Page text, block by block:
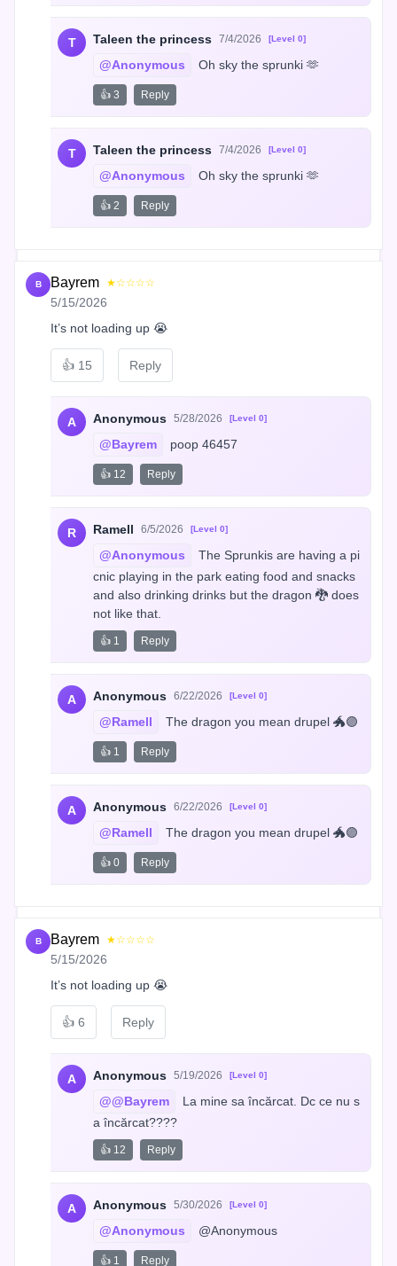
T Taleen the princess 7/4/2026 [Level 0]
@Anonymous Oh sky the sprunki 🫶
👍 3 Reply
T Taleen the princess 7/4/2026 [Level 0]
@Anonymous Oh sky the sprunki 🫶
👍 2 Reply
B Bayrem ★☆☆☆☆
5/15/2026
It’s not loading up 😭
👍 15 Reply
A Anonymous 5/28/2026 [Level 0]
@Bayrem poop 46457
👍 12 Reply
R Ramell 6/5/2026 [Level 0]
@Anonymous
The Sprunkis are having a pi
cnic playing in the park eating food and snacks
and also drinking drinks but the dragon 🐉 does
not like that.
👍 1 Reply
A Anonymous 6/22/2026 [Level 0]
@Ramell The dragon you mean drupel 🐲🟣
👍 1 Reply
A Anonymous 6/22/2026 [Level 0]
@Ramell The dragon you mean drupel 🐲🟣
👍 0 Reply
B Bayrem ★☆☆☆☆
5/15/2026
It’s not loading up 😭
👍 6 Reply
A Anonymous 5/19/2026 [Level 0]
@@Bayrem
La mine sa încărcat. Dc ce nu s
a încărcat????
👍 12 Reply
A Anonymous 5/30/2026 [Level 0]
@Anonymous @Anonymous
👍 1 Reply